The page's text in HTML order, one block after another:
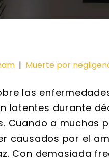
| Muerte por
las
latentes durante
Cuando a muchas
causados por el
Con demasiada